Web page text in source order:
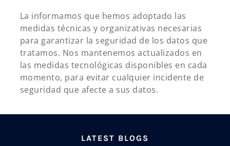
La informamos que hemos adoptado las
medidas técnicas y organizativas necesarias
para garantizar la seguridad de los datos que
tratamos. Nos mantenemos actualizados en
las medidas tecnológicas disponibles en cada
momento, para evitar cualquier incidente de
seguridad que afecte a sus datos.
LATEST BLOGS